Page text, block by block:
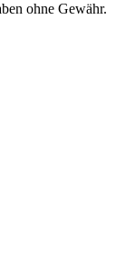
ohne Gewähr.